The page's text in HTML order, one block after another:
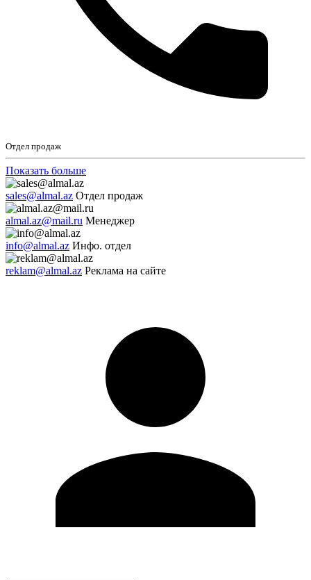
Отдел продаж
Показать больше
sales@almal.az Отдел продаж
almal.az@mail.ru Менеджер
info@almal.az Инфо. отдел
reklam@almal.az Реклама на сайте